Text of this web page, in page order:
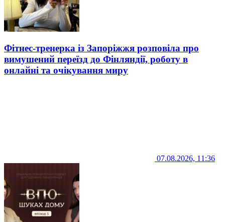
Фітнес-тренерка із Запоріжжя розповіла про
вимушений переїзд до Фінляндії, роботу в
онлайні та очікування миру
07.08.2026, 11:36